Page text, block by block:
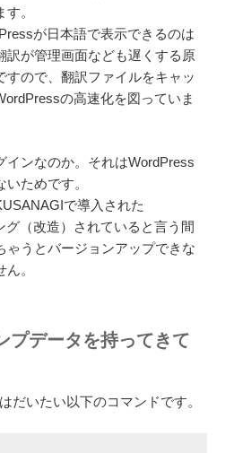
。
が日本語で表示できるのは
訳が管理画面なども遅くする原
すので、翻訳ファイルをキャッ
の高速化を図っていま
インなのか。それはWordPress
ためです。
で導入された
グ（改造）されていると言う間
ゃうとバージョンアップできな
。
プデータを持ってきて
だいたい以下のコマンドです。